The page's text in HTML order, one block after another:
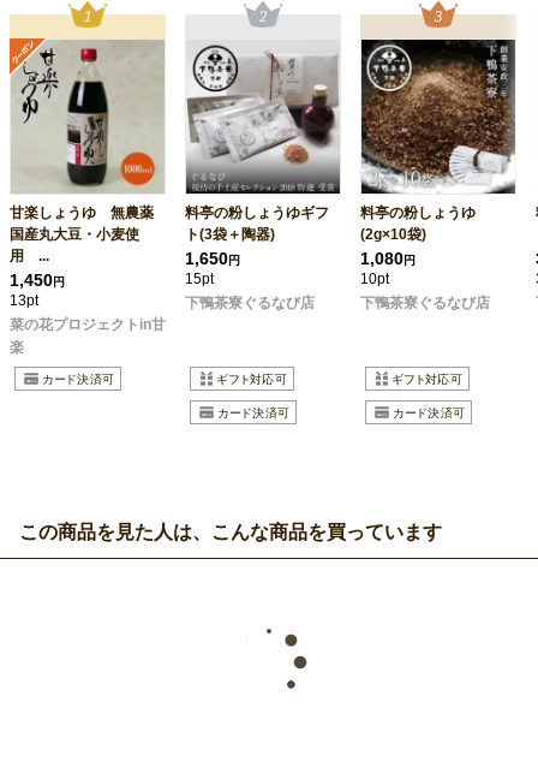
甘楽しょうゆ 無農薬
国産丸大豆・小麦使
用 ...
1,450円
13pt
菜の花プロジェクトin甘
楽
料亭の粉しょうゆギフ
ト(3袋＋陶器)
1,650円
15pt
下鴨茶寮ぐるなび店
料亭の粉しょうゆ
(2g×10袋)
1,080円
10pt
下鴨茶寮ぐるなび店
この商品を見た人は、こんな商品を買っています